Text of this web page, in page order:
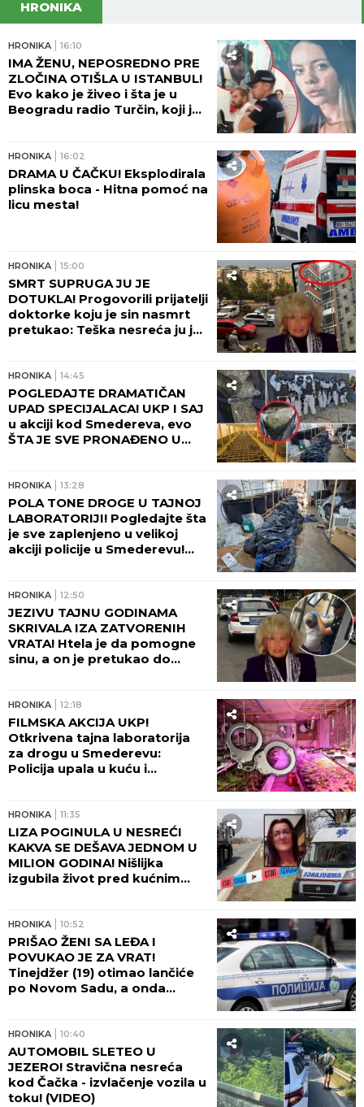
HRONIKA
HRONIKA 16:10
IMA ŽENU, NEPOSREDNO PRE
ZLOČINA OTIŠLA U ISTANBUL!
Evo kako je živeo i šta je u
Beogradu radio Turčin, koji je
HRONIKA 16:02
DRAMA U ČAČKU! Eksplodirala
plinska boca - Hitna pomoć na
licu mesta!
HRONIKA 15:00
SMRT SUPRUGA JU JE
DOTUKLA! Progovorili prijatelji
doktorke koju je sin nasmrt
pretukao: Teška nesreća ju je
HRONIKA 14:45
POGLEDAJTE DRAMATIČAN
UPAD SPECIJALACA! UKP I SAJ
u akciji kod Smedereva, evo
ŠTA JE SVE PRONAĐENO U
HRONIKA 13:28
POLA TONE DROGE U TAJNOJ
LABORATORIJI! Pogledajte šta
je sve zaplenjeno u velikoj
akciji policije u Smederevu!
HRONIKA 12:50
JEZIVU TAJNU GODINAMA
SKRIVALA IZA ZATVORENIH
VRATA! Htela je da pomogne
sinu, a on je pretukao do
HRONIKA 12:18
FILMSKA AKCIJA UKP!
Otkrivena tajna laboratorija
za drogu u Smederevu:
Policija upala u kuću i
HRONIKA 11:35
LIZA POGINULA U NESREĆI
KAKVA SE DEŠAVA JEDNOM U
MILION GODINA! Nišlijka
izgubila život pred kućnim
otvorio poklopac i uzeo nam
Elizabetu!"
HRONIKA 10:52
PRIŠAO ŽENI SA LEĐA I
POVUKAO JE ZA VRAT!
Tinejdžer (19) otimao lančiće
po Novom Sadu, a onda
HRONIKA 10:40
AUTOMOBIL SLETEO U
JEZERO! Stravična nesreća
kod Čačka - izvlačenje vozila u
toku! (VIDEO)